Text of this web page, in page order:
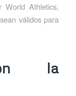
Athletics,
válidos para
la